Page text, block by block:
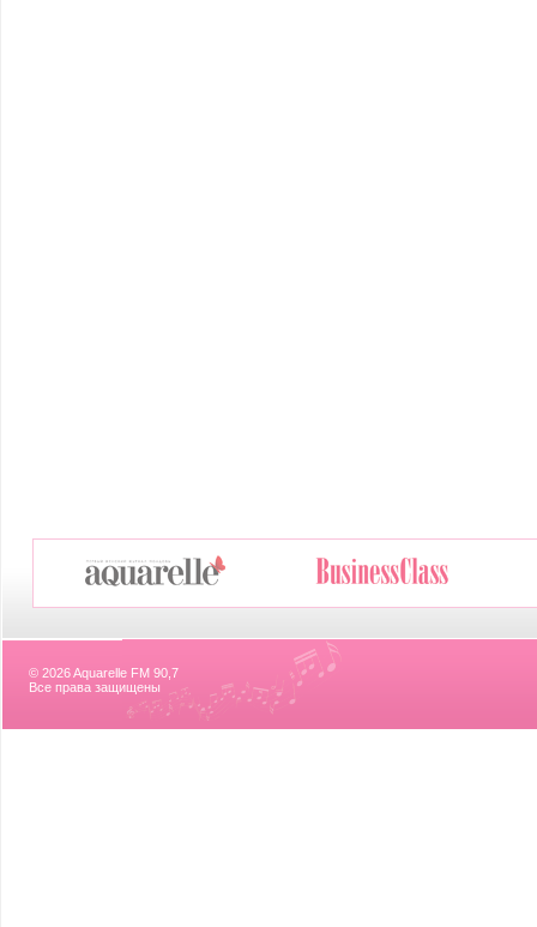
© 2026 Aquarelle FM 90,7
Все права защищены